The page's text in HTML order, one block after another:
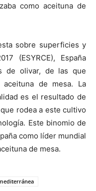
como aceituna de
sobre superficies y
(ESYRCE), España
de olivar, de las que
aceituna de mesa. La
es el resultado de
rodea a este cultivo
Este binomio de
como líder mundial
de mesa.